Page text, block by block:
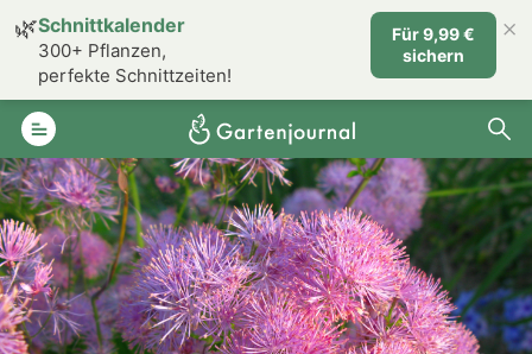
🌿Schnittkalender
300+ Pflanzen,
perfekte Schnittzeiten!
Für 9,99 €
sichern
×